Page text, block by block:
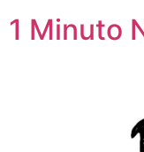
1 Minuto